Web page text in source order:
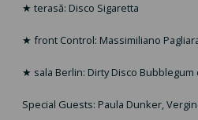
★ terasă: Disco Sigaretta
★ front Control: Massimiliano
★ sala Berlin: Dirty Disco Bubblegum
Special Guests: Paula Dunker,